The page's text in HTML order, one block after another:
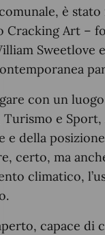
è
Art –
Sweetlove
con un
Turismo e Sport,
e della
certo, ma
climatico,
capace di